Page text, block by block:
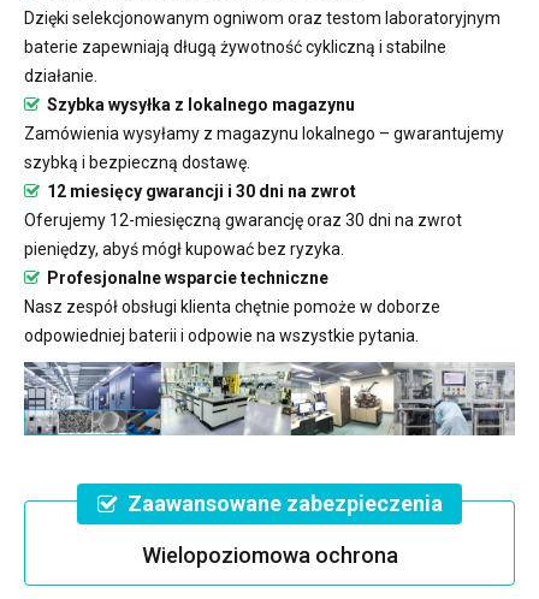
Dzięki selekcjonowanym ogniwom oraz testom laboratoryjnym
baterie zapewniają długą żywotność cykliczną i stabilne
działanie.
Szybka wysyłka z lokalnego magazynu
Zamówienia wysyłamy z magazynu lokalnego – gwarantujemy
szybką i bezpieczną dostawę.
12 miesięcy gwarancji i 30 dni na zwrot
Oferujemy 12-miesięczną gwarancję oraz 30 dni na zwrot
pieniędzy, abyś mógł kupować bez ryzyka.
Profesjonalne wsparcie techniczne
Nasz zespół obsługi klienta chętnie pomoże w doborze
odpowiedniej baterii i odpowie na wszystkie pytania.
Zaawansowane zabezpieczenia
Wielopoziomowa ochrona